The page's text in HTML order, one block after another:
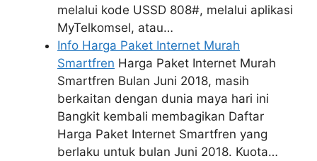
melalui kode USSD 808#, melalui aplikasi
MyTelkomsel, atau…
Info Harga Paket Internet Murah
Smartfren Harga Paket Internet Murah
Smartfren Bulan Juni 2018, masih
berkaitan dengan dunia maya hari ini
Bangkit kembali membagikan Daftar
Harga Paket Internet Smartfren yang
berlaku untuk bulan Juni 2018. Kuota…